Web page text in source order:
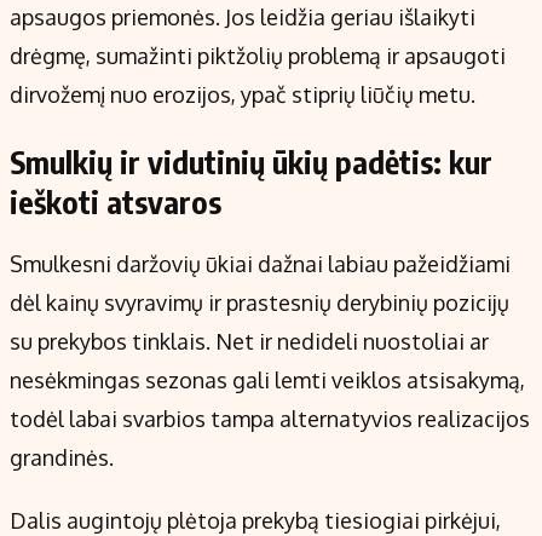
apsaugos priemonės. Jos leidžia geriau išlaikyti
drėgmę, sumažinti piktžolių problemą ir apsaugoti
dirvožemį nuo erozijos, ypač stiprių liūčių metu.
Smulkių ir vidutinių ūkių padėtis: kur
ieškoti atsvaros
Smulkesni daržovių ūkiai dažnai labiau pažeidžiami
dėl kainų svyravimų ir prastesnių derybinių pozicijų
su prekybos tinklais. Net ir nedideli nuostoliai ar
nesėkmingas sezonas gali lemti veiklos atsisakymą,
todėl labai svarbios tampa alternatyvios realizacijos
grandinės.
Dalis augintojų plėtoja prekybą tiesiogiai pirkėjui,